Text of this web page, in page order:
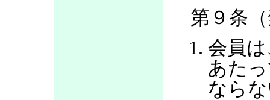
第９条
会員
あた
なら